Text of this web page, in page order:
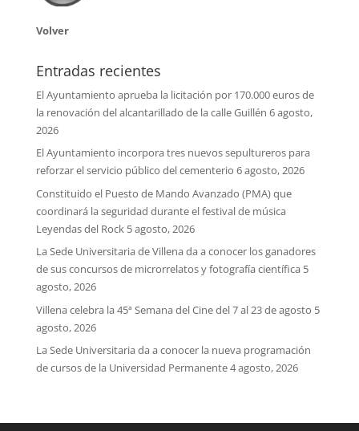
Volver
Entradas recientes
El Ayuntamiento aprueba la licitación por 170.000 euros de
la renovación del alcantarillado de la calle Guillén 6 agosto,
2026
El Ayuntamiento incorpora tres nuevos sepultureros para
reforzar el servicio público del cementerio 6 agosto, 2026
Constituido el Puesto de Mando Avanzado (PMA) que
coordinará la seguridad durante el festival de música
Leyendas del Rock 5 agosto, 2026
La Sede Universitaria de Villena da a conocer los ganadores
de sus concursos de microrrelatos y fotografía científica 5
agosto, 2026
Villena celebra la 45ª Semana del Cine del 7 al 23 de agosto 5
agosto, 2026
La Sede Universitaria da a conocer la nueva programación
de cursos de la Universidad Permanente4 agosto, 2026